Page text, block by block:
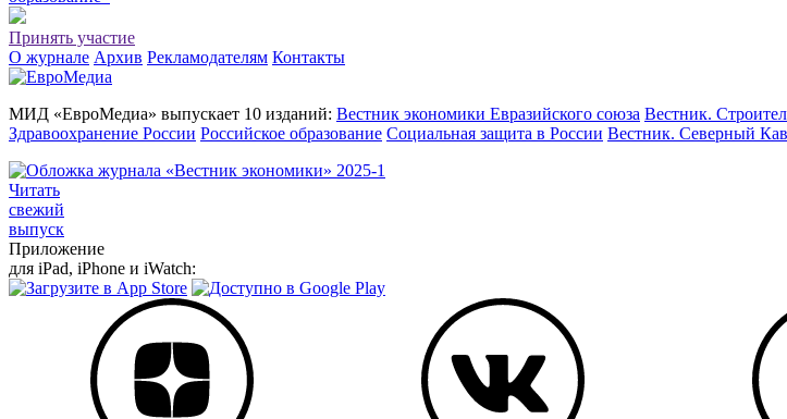
Принять участие
О журнале Архив Рекламодателям Контакты
МИД «ЕвроМедиа» выпускает 10 изданий: Вестник экономики Евразийского союза Вестник.
Здравоохранение России Российское образование Социальная защита в России Вестник. Северный
Читать
свежий
выпуск
Приложение
для iPad, iPhone и iWatch: